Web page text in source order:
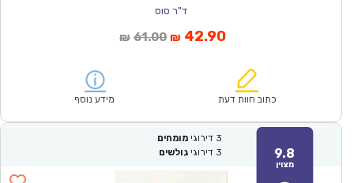
ד"ר סוס
₪ 61.00המחיר
₪61.00.
₪ 42.90המחיר
הוא:
כתוב חוות דעת מידע נוסף
9.8
מצוין
3 דירוגי מומחים
3 דירוגי גולשים